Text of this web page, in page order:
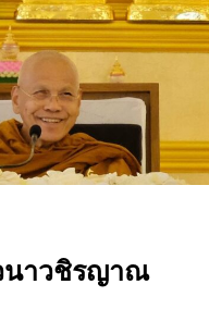
นาวชิรญาณ